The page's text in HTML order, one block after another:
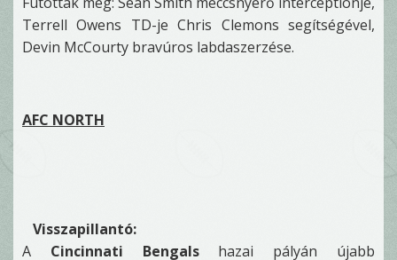
Terrell Owens TD-je Chris Clemons segítségével,
Devin McCourty bravúros labdaszerzése.
AFC NORTH
Visszapillantó:
A Cincinnati Bengals hazai pályán újabb